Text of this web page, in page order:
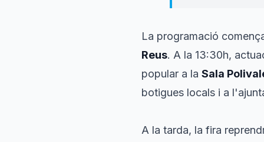
La programació
Reus. A la 13:30h,
popular a la Sala
botigues locals i a
A la tarda, la fira